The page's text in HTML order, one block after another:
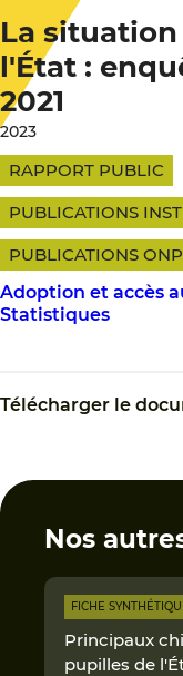
La
l'État :
2021
2023
RAPPORT PUBLIC
PUBLICATIONS
PUBLICATIONS
Adoption et accès
Statistiques
Télécharger le
Nos
FICHE
Principaux
pupilles de